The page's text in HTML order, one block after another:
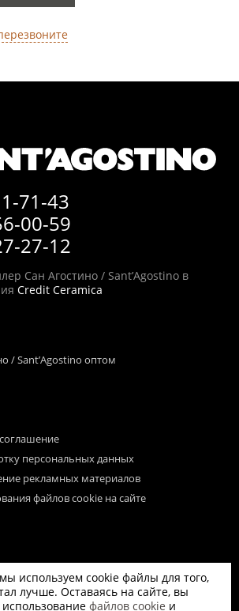
71-43
00-59
27-12
Сан Агостино / Sant’Agostino в
Credit Ceramica
/ Sant’Agostino оптом
персональных данных
рекламных материалов
файлов cookie на сайте
«cookie» для функционирования сайта.
используем cookie файлы для того,
лучше. Оставаясь на сайте, вы
файлов cookie и